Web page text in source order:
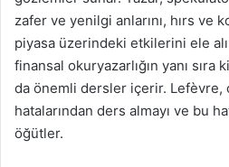
zafer ve yenilgi anlarını, hırs ve
piyasa üzerindeki etkilerini ele
finansal okuryazarlığın yanı sıra
da önemli dersler içerir. Lefèvre,
hatalarından ders almayı ve bu
öğütler.